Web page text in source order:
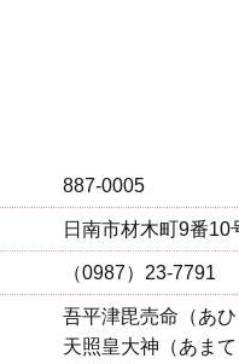
887-0005
日南市材木町9番10
（0987）23-7791
吾平津毘売命（あひ
天照皇大神（あま